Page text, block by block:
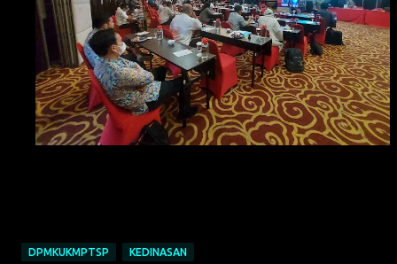
DPMKUKMPTSP KEDINASAN